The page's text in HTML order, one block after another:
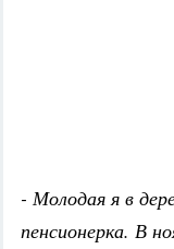
- Молодая я в
пенсионерка. В